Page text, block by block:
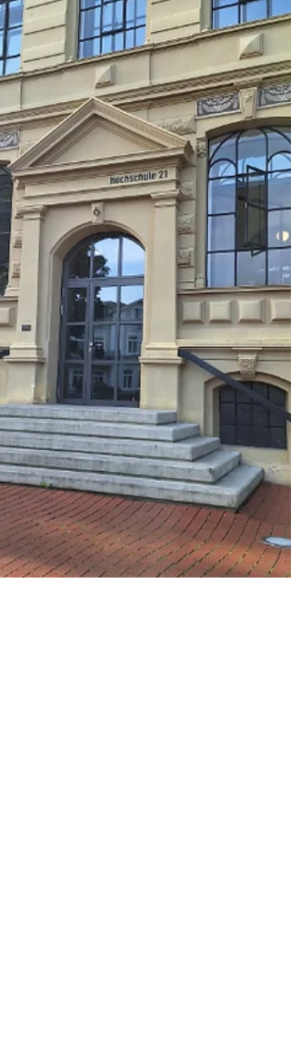
Anteile an bekanntem GEWERBEPARK
zu kaufen !!!
Gewerbegebiet Gewerbepark Düsseldorf NRW Objekt IK-2492:
Anlageobjekt in 40699 Erkrath zu kaufen! Preise / Flächen
Grundstücksfläche: ca. 24.224 m² Beschreibung Anteil an
bekannten Gewerbepark Unterfeldhaus von ca. 31.795 qm zu
kaufen! Ca. 31.795,00 qm x EUR 95,00 / qm aktueller
Bodenrichtwert = reiner rechnerischer Bodenwert EUR
3.020.525,00. Die Einnahmen lt. Gewinnermittlung belaufen
auf ca. EUR 160.000,00 p.a. und dies festgeschrieben auf
mindestens noch ca. 47 J